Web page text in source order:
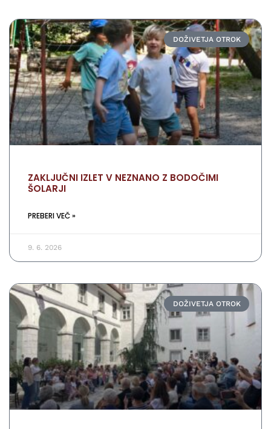
DOŽIVETJA OTROK
ZAKLJUČNI IZLET V NEZNANO Z BODOČIMI
ŠOLARJI
PREBERI VEČ »
9. 6. 2026
DOŽIVETJA OTROK